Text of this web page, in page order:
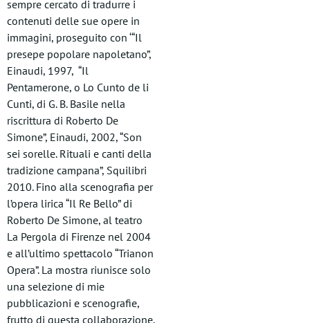
sempre cercato di tradurre i
contenuti delle sue opere in
immagini, proseguito con ‘“Il
presepe popolare napoletano”,
Einaudi, 1997, “Il
Pentamerone, o Lo Cunto de li
Cunti, di G. B. Basile nella
riscrittura di Roberto De
Simone”, Einaudi, 2002, “Son
sei sorelle. Rituali e canti della
tradizione campana”, Squilibri
2010. Fino alla scenografia per
l’opera lirica “Il Re Bello” di
Roberto De Simone, al teatro
La Pergola di Firenze nel 2004
e all’ultimo spettacolo “Trianon
Opera”. La mostra riunisce solo
una selezione di mie
pubblicazioni e scenografie,
frutto di questa collaborazione.